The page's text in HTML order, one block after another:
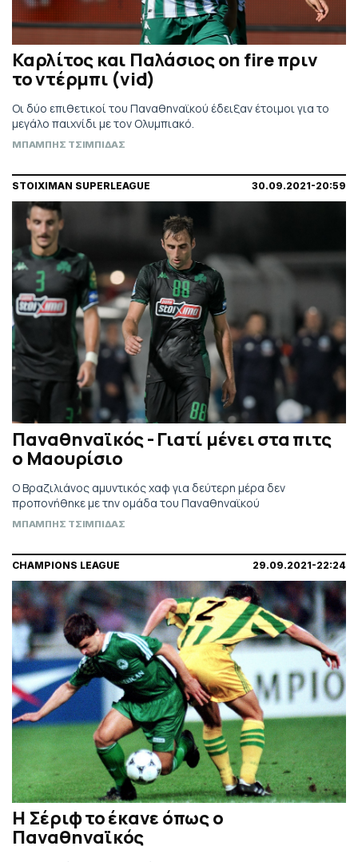
Καρλίτος και Παλάσιος on fire πριν
το ντέρμπι (vid)
Οι δύο επιθετικοί του Παναθηναϊκού έδειξαν έτοιμοι για το
μεγάλο παιχνίδι με τον Ολυμπιακό.
ΜΠΑΜΠΗΣ ΤΣΙΜΠΙΔΑΣ
STOIXIMAN SUPERLEAGUE 30.09.2021-20:59
Παναθηναϊκός - Γιατί μένει στα πιτς
ο Μαουρίσιο
Ο Βραζιλιάνος αμυντικός χαφ για δεύτερη μέρα δεν
προπονήθηκε με την ομάδα του Παναθηναϊκού
ΜΠΑΜΠΗΣ ΤΣΙΜΠΙΔΑΣ
CHAMPIONS LEAGUE 29.09.2021-22:24
Η Σέριφ το έκανε όπως ο
Παναθηναϊκός